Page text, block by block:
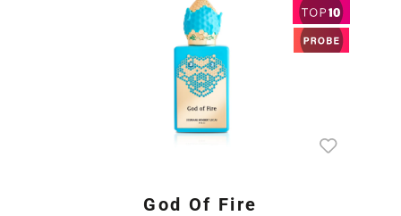
God Of Fire